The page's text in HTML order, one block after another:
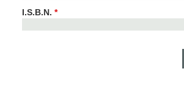
I.S.B.N. *